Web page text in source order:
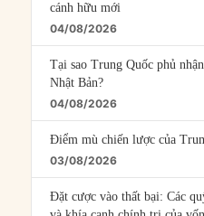
cánh hữu mới
04/08/2026
Tại sao Trung Quốc phủ
Nhật Bản?
04/08/2026
Điểm mù chiến lược của
03/08/2026
Đặt cược vào thất bại: Các